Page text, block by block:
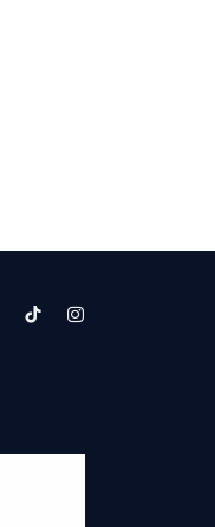
TikTokInstagram